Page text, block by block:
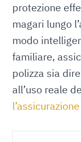
protezione
magari lungo
modo
familiare,
polizza sia
all’uso reale